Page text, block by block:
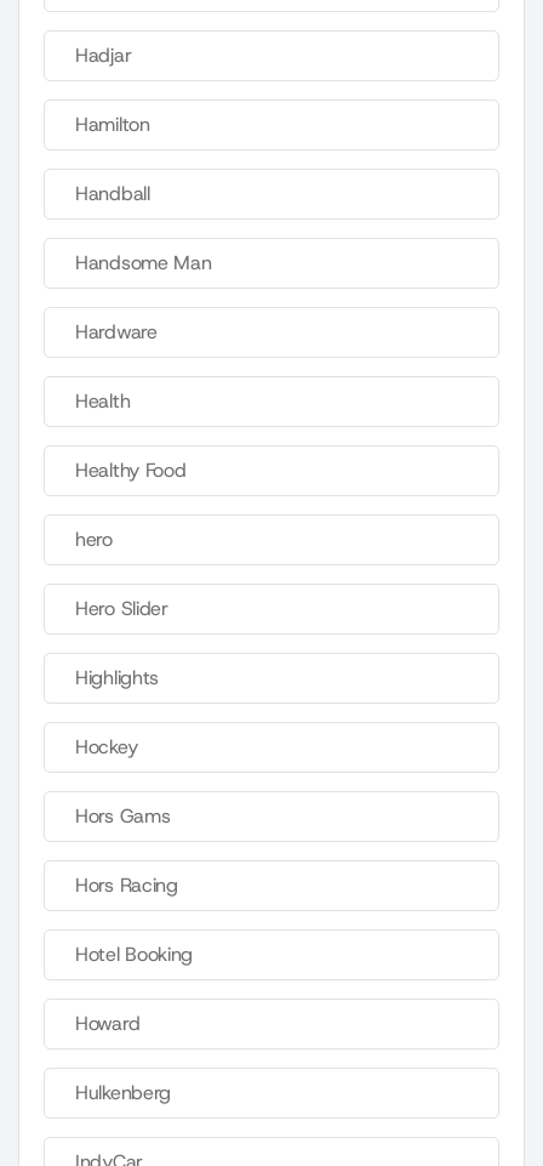
Hadjar
Hamilton
Handball
Handsome Man
Hardware
Health
Healthy Food
hero
Hero Slider
Highlights
Hockey
Hors Gams
Hors Racing
Hotel Booking
Howard
Hulkenberg